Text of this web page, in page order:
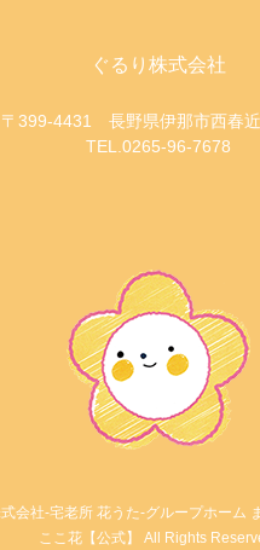
ぐるり株式会社
〒399-4431 長野県伊那市西春
TEL.0265-96-7678
会社-宅老所 花うた-グループホーム
ここ花【公式】 All Rights